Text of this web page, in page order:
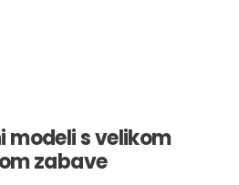
modeli s velikom
zabave